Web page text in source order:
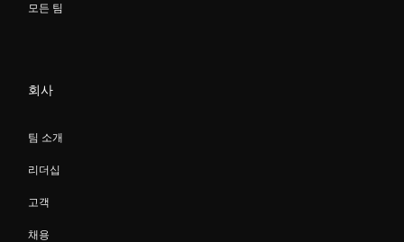
모든 팀
회사
팀 소개
리더십
고객
채용